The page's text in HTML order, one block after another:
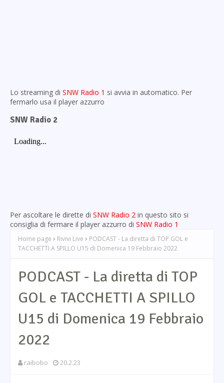
Lo streaming di SNW Radio 1 si avvia in automatico. Per
fermarlo usa il player azzurro
SNW Radio 2
Per ascoltare le dirette di SNW Radio 2 in questo sito si
consiglia di fermare il player azzurro di SNW Radio 1
Home page Rivivi Live
PODCAST - La diretta di TOP GOL e
TACCHETTI A SPILLO U15 di Domenica 19 Febbraio 2022
PODCAST - La diretta di TOP
GOL e TACCHETTI A SPILLO
U15 di Domenica 19 Febbraio
2022
raibobo 20.2.23